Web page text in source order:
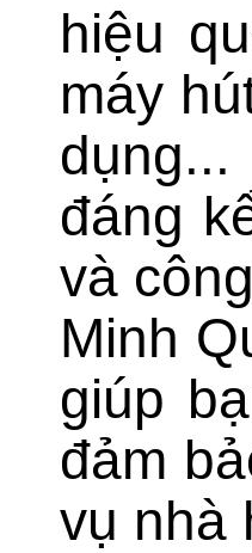
hiệu
máy
đáng
và
Minh
giúp
đảm
vụ nhà